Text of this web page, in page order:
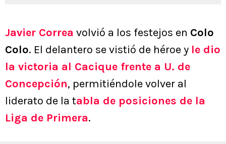
Javier Correa volvió a los festejos en Colo
Colo. El delantero se vistió de héroe y le dio
la victoria al Cacique frente a U. de
Concepción, permitiéndole volver al
liderato de la tabla de posiciones de la
Liga de Primera.